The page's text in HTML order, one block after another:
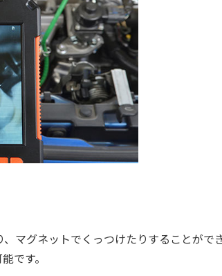
マグネットでくっつけたりすることがで
です。